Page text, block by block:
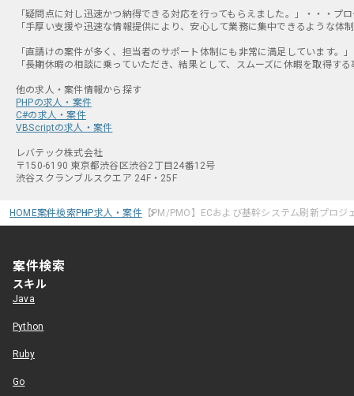
「疑問点に対し迅速かつ納得できる対応を行ってもらえました。」・・・プ
「手厚い支援や迅速な情報提供により、安心して業務に集中できるような
「直請けの案件が多く、担当者のサポート体制にも非常に満足しています。
「長期休暇の相談に乗っていただき、結果として、スムーズに休暇を取得す
PHPの求人・案件
C#の求人・案件
VBScriptの求人・案件
レバテック株式会社
〒150-6190 東京都渋谷区渋谷2丁目24番12号
渋谷スクランブルスクエア 24F・25F
HOME案件検索PHP求人・案件【PM/PMO】ECおよび基幹システム刷新プロジ
案件検索
スキル
Java
Python
Ruby
Go